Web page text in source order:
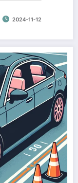
2024-11-12